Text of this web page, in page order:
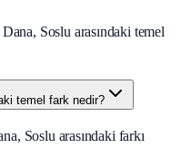
Soslu arasındaki temel
temel fark nedir?
Soslu arasındaki farkı